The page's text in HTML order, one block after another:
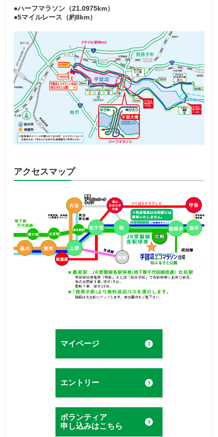
Q & A・お問い合わせ
●ハーフマラソン（21.0975km）
●5マイルレース（約8km）
アクセスマップ
マイページ
エントリー
ボランティア
申し込みはこちら